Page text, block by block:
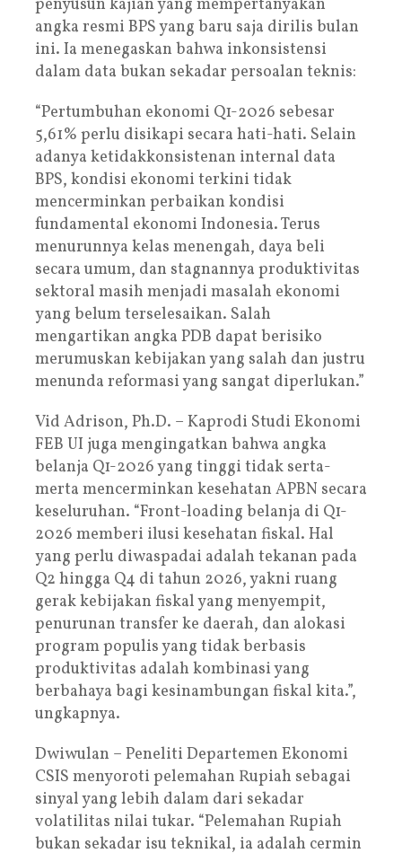
penyusun kajian yang mempertanyakan
angka resmi BPS yang baru saja dirilis bulan
ini. Ia menegaskan bahwa inkonsistensi
dalam data bukan sekadar persoalan teknis:
“Pertumbuhan ekonomi Q1-2026 sebesar
5,61% perlu disikapi secara hati-hati. Selain
adanya ketidakkonsistenan internal data
BPS, kondisi ekonomi terkini tidak
mencerminkan perbaikan kondisi
fundamental ekonomi Indonesia. Terus
menurunnya kelas menengah, daya beli
secara umum, dan stagnannya produktivitas
sektoral masih menjadi masalah ekonomi
yang belum terselesaikan. Salah
mengartikan angka PDB dapat berisiko
merumuskan kebijakan yang salah dan justru
menunda reformasi yang sangat diperlukan.”
Vid Adrison, Ph.D. – Kaprodi Studi Ekonomi
FEB UI juga mengingatkan bahwa angka
belanja Q1-2026 yang tinggi tidak serta-
merta mencerminkan kesehatan APBN secara
keseluruhan. “Front-loading belanja di Q1-
2026 memberi ilusi kesehatan fiskal. Hal
yang perlu diwaspadai adalah tekanan pada
Q2 hingga Q4 di tahun 2026, yakni ruang
gerak kebijakan fiskal yang menyempit,
penurunan transfer ke daerah, dan alokasi
program populis yang tidak berbasis
produktivitas adalah kombinasi yang
berbahaya bagi kesinambungan fiskal kita.”,
ungkapnya.
Dwiwulan – Peneliti Departemen Ekonomi
CSIS menyoroti pelemahan Rupiah sebagai
sinyal yang lebih dalam dari sekadar
volatilitas nilai tukar. “Pelemahan Rupiah
bukan sekadar isu teknikal, ia adalah cermin